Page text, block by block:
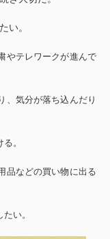
い。
やテレワークが進んで
、気分が落ち込んだり
。
品などの買い物に出る
い。